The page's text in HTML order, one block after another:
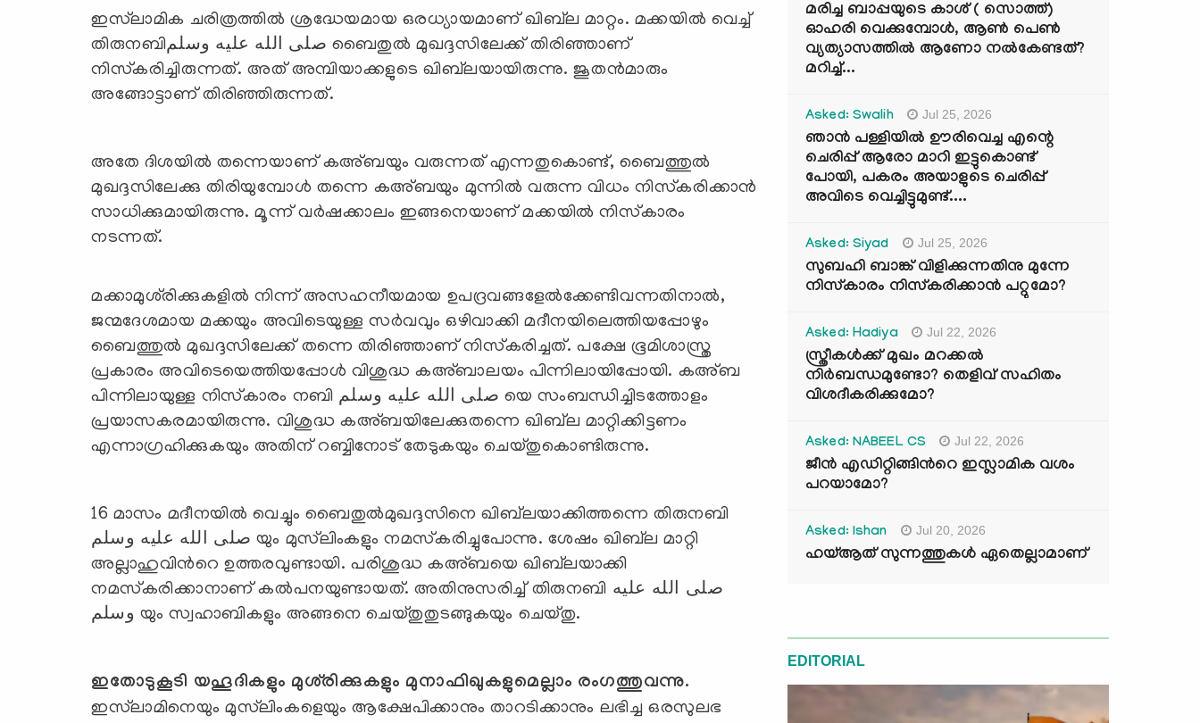
ഇസ്‌ലാമിക ചരിത്രത്തിൽ ശ്രദ്ധേയമായ ഒരധ്യായമാണ് ഖിബ്‌ല മാറ്റം. മക്കയിൽ വെച്ച്
തിരുനബിصلى الله عليه وسلم ബൈതുൽ മുഖദ്ദസിലേക്ക് തിരിഞ്ഞാണ്
നിസ്‌കരിച്ചിരുന്നത്. അത് അമ്പിയാക്കളുടെ ഖിബ്‌ലയായിരുന്നു. ജൂതൻമാരും
അങ്ങോട്ടാണ് തിരിഞ്ഞിരുന്നത്.
അതേ ദിശയില്‍ തന്നെയാണ് കഅ്ബയും വരുന്നത് എന്നതുകൊണ്ട്, ബൈത്തുൽ
മുഖദ്ദസിലേക്കു തിരിയുമ്പോൾ തന്നെ കഅ്ബയും മുന്നിൽ വരുന്ന വിധം നിസ്‌കരിക്കാൻ
സാധിക്കുമായിരുന്നു. മൂന്ന് വർഷക്കാലം ഇങ്ങനെയാണ് മക്കയില്‍ നിസ്‌കാരം
നടന്നത്.
മക്കാമുശ്‌രിക്കുകളില്‍ നിന്ന് അസഹനീയമായ ഉപദ്രവങ്ങളേല്‍ക്കേണ്ടിവന്നതിനാല്‍,
ജന്മദേശമായ മക്കയും അവിടെയുള്ള സര്‍വവും ഒഴിവാക്കി മദീനയിലെത്തിയപ്പോഴും
ബൈത്തുൽ മുഖദ്ദസിലേക്ക് തന്നെ തിരിഞ്ഞാണ് നിസ്‌കരിച്ചത്. പക്ഷേ ഭൂമിശാസ്ത്ര
പ്രകാരം അവിടെയെത്തിയപ്പോൾ വിശുദ്ധ കഅ്ബാലയം പിന്നിലായിപ്പോയി. കഅ്ബ
പിന്നിലായുള്ള നിസ്‌കാരം നബി صلى الله عليه وسلم യെ സംബന്ധിച്ചിടത്തോളം
പ്രയാസകരമായിരുന്നു. വിശുദ്ധ കഅ്ബയിലേക്കുതന്നെ ഖിബ്‍ല മാറ്റിക്കിട്ടണം
എന്നാഗ്രഹിക്കുകയും അതിന് റബ്ബിനോട് തേടുകയും ചെയ്തുകൊണ്ടിരുന്നു.
16 മാസം മദീനയില്‍ വെച്ചും ബൈതുല്‍മുഖദ്ദസിനെ ഖിബ്‌ലയാക്കിത്തന്നെ തിരുനബി
صلى الله عليه وسلم യും മുസ്‍ലിംകളും നമസ്‌കരിച്ചുപോന്നു. ശേഷം ഖിബ്‌ല മാറ്റി
അല്ലാഹുവിന്‍റെ ഉത്തരവുണ്ടായി. പരിശുദ്ധ കഅ്ബയെ ഖിബ്‌ലയാക്കി
നമസ്‌കരിക്കാനാണ് കല്‍പനയുണ്ടായത്. അതിനുസരിച്ച് തിരുനബി صلى الله عليه
وسلم യും സ്വഹാബികളും അങ്ങനെ ചെയ്തുതുടങ്ങുകയും ചെയ്തു.
ഇതോടുകൂടി യഹൂദികളും മുശ്‌രിക്കുകളും മുനാഫിഖുകളുമെല്ലാം രംഗത്തുവന്നു.
ഇസ്‌ലാമിനെയും മുസ്‌ലിംകളെയും ആക്ഷേപിക്കാനും താറടിക്കാനും ലഭിച്ച ഒരസുലഭ
മരിച്ച ബാപ്പയുടെ കാശ് ( സൊത്ത്)
ഓഹരി വെക്കുമ്പോൾ, ആണ്‍ പെണ്‍
വ്യത്യാസത്തില്‍ ആണോ നല്‍കേണ്ടത്?
മറിച്ച്...
Asked: Swalih Jul 25, 2026
ഞാൻ പള്ളിയിൽ ഊരിവെച്ച എന്റെ
ചെരിപ്പ് ആരോ മാറി ഇട്ടുകൊണ്ട്
പോയി, പകരം അയാളുടെ ചെരിപ്പ്
അവിടെ വെച്ചിട്ടുമുണ്ട്....
Asked: Siyad Jul 25, 2026
സുബഹി ബാങ്ക് വിളിക്കുന്നതിനു മുന്നേ
നിസ്കാരം നിസ്കരിക്കാൻ പറ്റുമോ?
Asked: Hadiya Jul 22, 2026
സ്ത്രീകൾക്ക് മുഖം മറക്കൽ
നിർബന്ധമുണ്ടോ? തെളിവ് സഹിതം
വിശദീകരിക്കുമോ?
Asked: NABEEL CS Jul 22, 2026
ജീൻ എഡിറ്റിങ്ങിന്‍റെ ഇസ്ലാമിക വശം
പറയാമോ?
Asked: Ishan Jul 20, 2026
ഹയ്ആത് സുന്നത്തുകൾ ഏതെല്ലാമാണ്
EDITORIAL